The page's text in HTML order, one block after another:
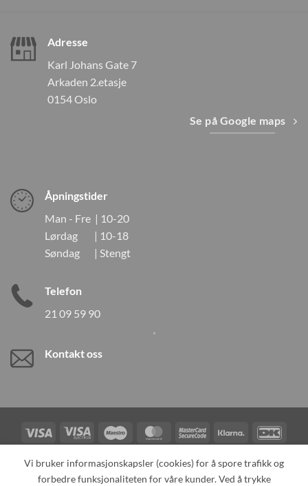
Adresse
Karl Johans Gate 7
Arkaden 2.etasje
0154 Oslo
Se på Google maps
Åpningstider
Man - Fre | 10-20
Lørdag | 10-18
Søndag | Stengt
Telefon
21 09 59 90
Kontakt oss
Visa
Visa
Electron
Maestro MasterCardMasterCard
2
Klarna
Card
TILBAKEKALLINGER KONTAKT OSS OM OSS
Vi bruker informasjonskapsler (cookies) for å spore trafikk og
forbedre funksjonaliteten for våre kunder. Ved å trykke